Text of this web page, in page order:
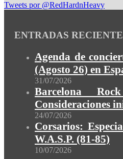
Tweets por @RedHardnHeavy
ENTRADAS
Agenda de
(Agosto 26) en
31/07/2026
Barcelona
Consideraciones
24/07/2026
Corsarios:
W.A.S.P. (81-85)
10/07/2026